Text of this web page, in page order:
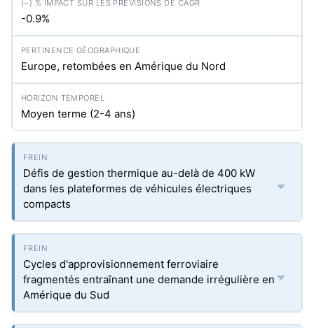
-0.9%
Europe, retombées en Amérique du Nord
Moyen terme (2-4 ans)
Défis de gestion thermique au-delà de 400 kW
dans les plateformes de véhicules électriques
compacts
Cycles d'approvisionnement ferroviaire
fragmentés entraînant une demande irrégulière en
Amérique du Sud